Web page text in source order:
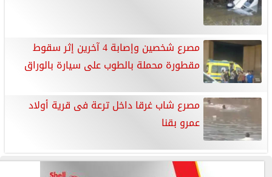
مصرع شخصين وإصابة 4 آخرين إثر سقوط
مقطورة محملة بالطوب على سيارة بالوراق
مصرع شاب غرقا داخل ترعة فى قرية أولاد
عمرو بقنا